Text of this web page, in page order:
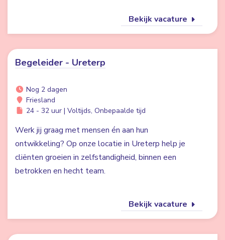
Bekijk vacature
Begeleider - Ureterp
Nog 2 dagen
Friesland
24 - 32 uur | Voltijds, Onbepaalde tijd
Werk jij graag met mensen én aan hun
ontwikkeling? Op onze locatie in Ureterp help je
cliënten groeien in zelfstandigheid, binnen een
betrokken en hecht team.
Bekijk vacature